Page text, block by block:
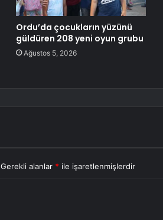
Ordu’da çocukların yüzünü
güldüren 208 yeni oyun grubu
Ağustos 5, 2026
Gerekli alanlar * ile işaretlenmişlerdir